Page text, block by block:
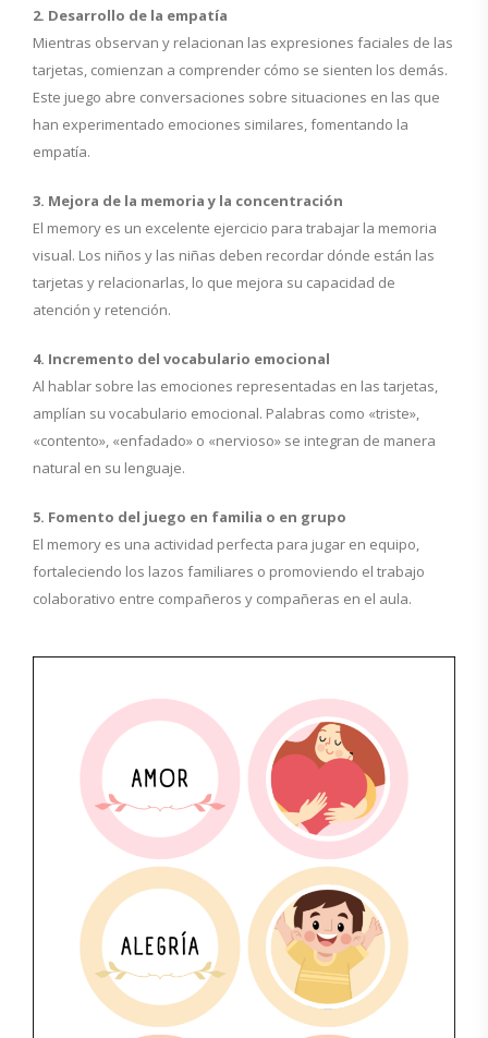
2. Desarrollo de la empatía
Mientras observan y relacionan las expresiones faciales de las
tarjetas, comienzan a comprender cómo se sienten los demás.
Este juego abre conversaciones sobre situaciones en las que
han experimentado emociones similares, fomentando la
empatía.
3. Mejora de la memoria y la concentración
El memory es un excelente ejercicio para trabajar la memoria
visual. Los niños y las niñas deben recordar dónde están las
tarjetas y relacionarlas, lo que mejora su capacidad de
atención y retención.
4. Incremento del vocabulario emocional
Al hablar sobre las emociones representadas en las tarjetas,
amplían su vocabulario emocional. Palabras como «triste»,
«contento», «enfadado» o «nervioso» se integran de manera
natural en su lenguaje.
5. Fomento del juego en familia o en grupo
El memory es una actividad perfecta para jugar en equipo,
fortaleciendo los lazos familiares o promoviendo el trabajo
colaborativo entre compañeros y compañeras en el aula.